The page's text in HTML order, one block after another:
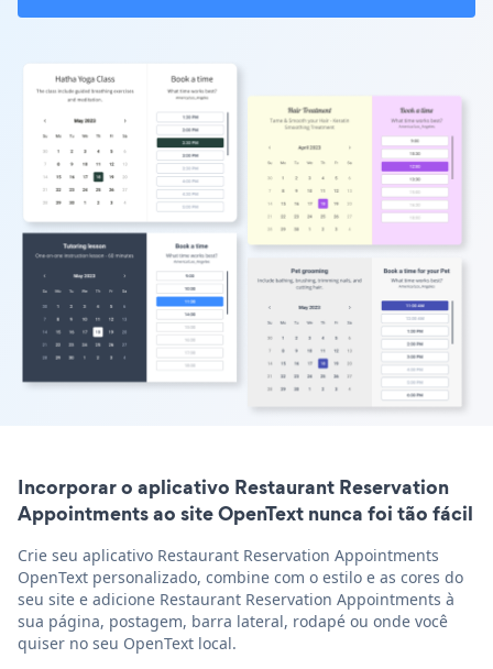
Incorporar o aplicativo Restaurant Reservation
Appointments ao site OpenText nunca foi tão fácil
Crie seu aplicativo Restaurant Reservation Appointments
OpenText personalizado, combine com o estilo e as cores do
seu site e adicione Restaurant Reservation Appointments à
sua página, postagem, barra lateral, rodapé ou onde você
quiser no seu OpenText local.